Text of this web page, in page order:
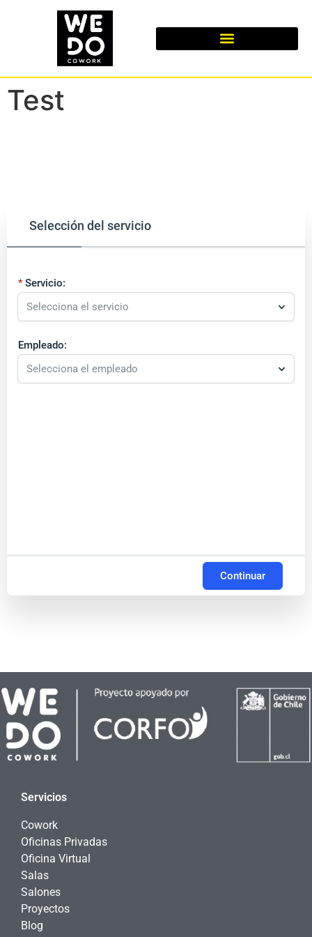
Test
Selección del servicio
Servicio:
Selecciona el servicio
Empleado:
Selecciona el empleado
Continuar
Servicios
Cowork
Oficinas Privadas
Oficina Virtual
Salas
Salones
Proyectos
Blog